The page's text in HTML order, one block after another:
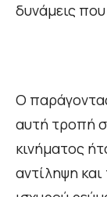
δυνάμεις
Ο
αυτή τροπή
κινήματος
αντίληψη